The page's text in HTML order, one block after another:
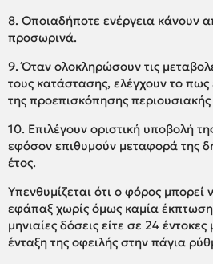
8. Οποιαδήποτε ενέργεια κάνουν
προσωρινά.
9. Όταν ολοκληρώσουν τις
τους κατάστασης, ελέγχουν το
της προεπισκόπησης
10. Επιλέγουν οριστική υποβολή
εφόσον επιθυμούν μεταφορά της
έτος.
Υπενθυμίζεται ότι ο φόρος μπορεί
εφάπαξ χωρίς όμως καμία
μηνιαίες δόσεις είτε σε 24 έντοκες
ένταξη της οφειλής στην πάγια